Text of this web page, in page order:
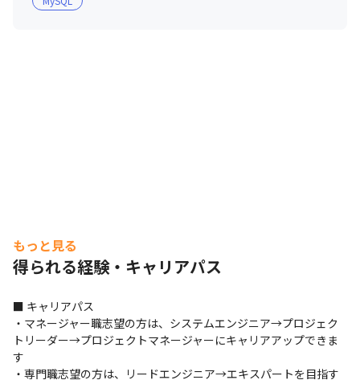
AWARD」を受賞しました
もっと見る
得られる経験・キャリアパス
■ キャリアパス
・マネージャー職志望の方は、システムエンジニア→プロジェク
トリーダー→プロジェクトマネージャーにキャリアアップできま
す
・専門職志望の方は、リードエンジニア→エキスパートを目指す